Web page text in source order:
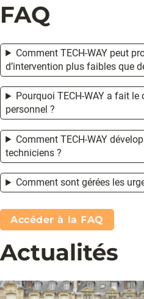
FAQ
Comment TECH-WAY peut
d’intervention plus faibles que
Pourquoi TECH-WAY a fait
personnel ?
Comment TECH-WAY
techniciens ?
Comment sont gérées les
Accéder à la FAQ
Actualités